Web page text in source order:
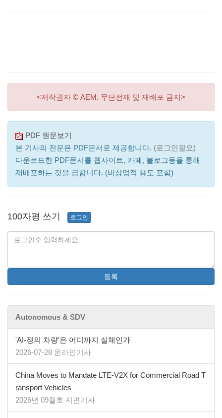
<저작권자 © AEM. 무단전재 및 재배포 금지>
PDF 원문보기
본 기사의 전문은 PDF문서로 제공합니다. (로그인필요)
다운로드한 PDF문서를 웹사이트, 카페, 블로그등을 통해
재배포하는 것을 금합니다. (비상업적 용도 포함)
100자평 쓰기 로그인
등록
Autonomous & SDV
'AI-정의 차량'은 어디까지 실체인가
2026-07-28 온라인기사
China Moves to Mandate LTE-V2X for Commercial Road T
ransport Vehicles
2026년 09월호 지면기사